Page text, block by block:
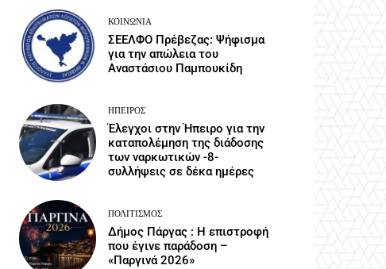
ΚΟΙΝΩΝΙΑ
ΣΕΕΛΦΟ Πρέβεζας: Ψήφισμα
για την απώλεια του
Αναστάσιου Παμπουκίδη
ΉΠΕΙΡΟΣ
Έλεγχοι στην Ήπειρο για την
καταπολέμηση της διάδοσης
των ναρκωτικών -8-
συλλήψεις σε δέκα ημέρες
ΠΟΛΙΤΙΣΜΌΣ
Δήμος Πάργας : Η επιστροφή
που έγινε παράδοση –
«Παργινά 2026»